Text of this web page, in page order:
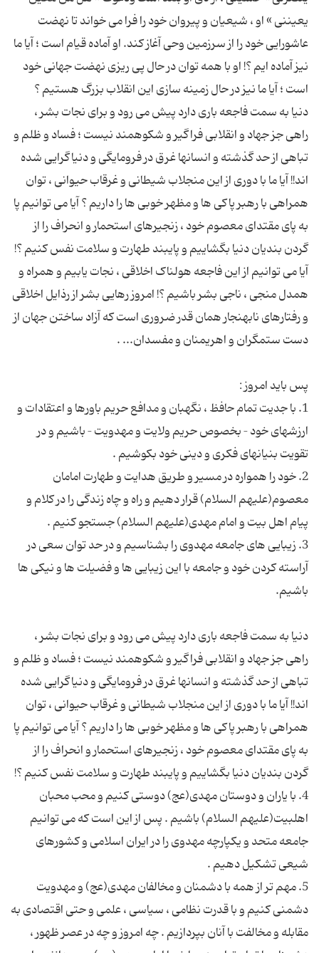
یعیننی » او ، شیعیان و پیروان خود را فرا می خواند تا نهضت
عاشورایی خود را از سرزمین وحی آغاز کند. او آماده قیام است ؛ آیا ما
نیز آماده ایم ؟! او با همه توان در حال پی ریزی نهضت جهانی خود
دنیا به سمت فاجعه باری دارد پیش می رود و برای نجات بشر ،
راهی جز جهاد و انقلابی فراگیر و شکوهمند نیست ؛ فساد و ظلم و
تباهی از حد گذشته و انسانها غرق در فرومایگی و دنیاگرایی شده
اند!! آیا ما با دوری از این منجلاب شیطانی و غرقاب حیوانی ، توان
همراهی با رهبر پاکی ها و مظهر خوبی ها را داریم ؟ آیا می توانیم پا
به پای مقتدای معصوم خود ، زنجیرهای استحمار و انحراف را از
گردن بندیان دنیا بگشاییم و پایبند طهارت و سلامت نفس کنیم ؟!
آیا می توانیم از این فاجعه هولناک اخلاقی ، نجات یابیم و همراه و
همدل منجی ، ناجی بشر باشیم ؟! امروز رهایی بشر از رذایل اخلاقی
و رفتارهای نابهنجار همان قدر ضروری است که آزاد ساختن جهان از
1. با جدیت تمام حافظ ، نگهبان و مدافع حریم باورها و اعتقادات و
ارزشهای خود – بخصوص حریم ولایت و مهدویت – باشیم و در
2. خود را همواره در مسیر و طریق هدایت و طهارت امامان
معصوم(علیهم السلام) قرار دهیم و راه و چاه زندگی را در کلام و
3. زیبایی های جامعه مهدوی را بشناسیم و در حد توان سعی در
آراسته کردن خود و جامعه با این زیبایی ها و فضیلت ها و نیکی ها
دنیا به سمت فاجعه باری دارد پیش می رود و برای نجات بشر ،
راهی جز جهاد و انقلابی فراگیر و شکوهمند نیست ؛ فساد و ظلم و
تباهی از حد گذشته و انسانها غرق در فرومایگی و دنیاگرایی شده
اند!! آیا ما با دوری از این منجلاب شیطانی و غرقاب حیوانی ، توان
همراهی با رهبر پاکی ها و مظهر خوبی ها را داریم ؟ آیا می توانیم پا
به پای مقتدای معصوم خود ، زنجیرهای استحمار و انحراف را از
4. با یاران و دوستان مهدی(عج) دوستی کنیم و محب محبان
اهلبیت(علیهم السلام) باشیم . پس از این است که می توانیم
جامعه متحد و یکپارچه مهدوی را در ایران اسلامی و کشورهای
5. مهم تر از همه با دشمنان و مخالفان مهدی(عج) و مهدویت
دشمنی کنیم و با قدرت نظامی ، سیاسی ، علمی و حتی اقتصادی به
مقابله و مخالفت با آنان بپردازیم . چه امروز و چه در عصر ظهور ،